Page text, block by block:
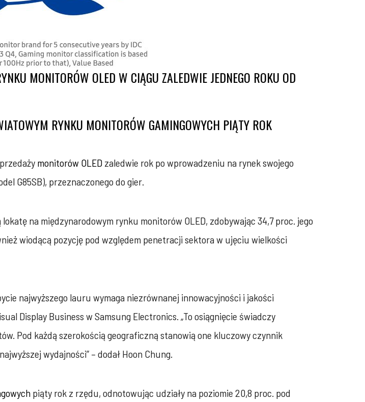
MONITORÓW OLED W CIĄGU ZALEDWIE JEDNEGO ROKU OD
RYNKU MONITORÓW GAMINGOWYCH PIĄTY ROK
monitorów OLED zaledwie rok po wprowadzeniu na rynek swojego
G85SB), przeznaczonego do gier.
na międzynarodowym rynku monitorów OLED, zdobywając 34,7 proc. jego
wiodącą pozycję pod względem penetracji sektora w ujęciu wielkości
najwyższego lauru wymaga niezrównanej innowacyjności i jakości
Display Business w Samsung Electronics. „To osiągnięcie świadczy
Pod każdą szerokością geograficzną stanowią one kluczowy czynnik
wydajności” – dodał Hoon Chung.
piąty rok z rzędu, odnotowując udziały na poziomie 20,8 proc. pod